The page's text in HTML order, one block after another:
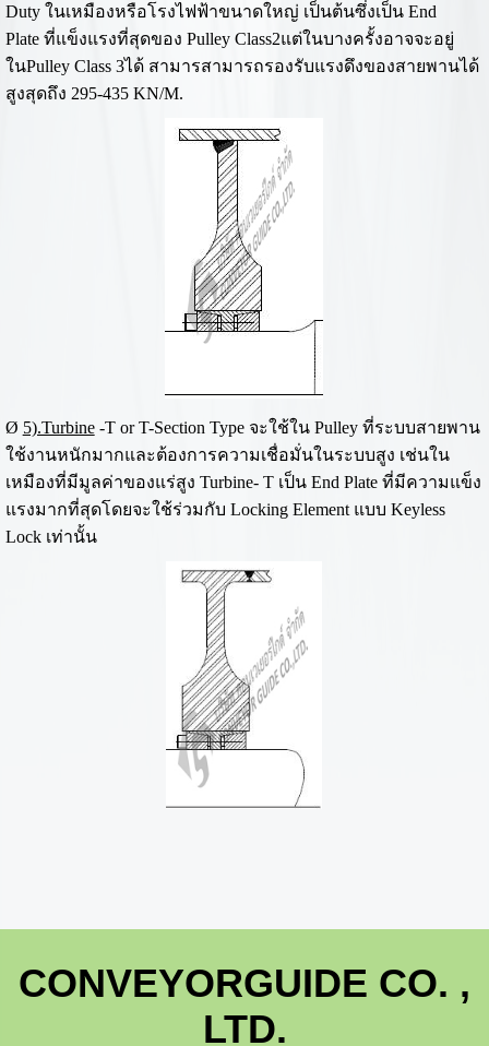
Duty ในเหมืองหรือโรงไฟฟ้าขนาดใหญ่ เป็นต้นซึ่งเป็น End
Plate ที่แข็งแรงที่สุดของ Pulley Class2แต่ในบางครั้งอาจจะอยู่
ในPulley Class 3ได้ สามารสามารถรองรับแรงดึงของสายพานได้
สูงสุดถึง 295-435 KN/M.
Ø 5).Turbine-T or T-Section Type จะใช้ใน Pulley ที่ระบบสายพาน
ใช้งานหนักมากและต้องการความเชื่อมั่นในระบบสูง เช่นใน
เหมืองที่มีมูลค่าของแร่สูง Turbine- T เป็น End Plate ที่มีความแข็ง
แรงมากที่สุดโดยจะใช้ร่วมกับ Locking Element แบบ Keyless
Lock เท่านั้น
CONVEYORGUIDE CO. ,
LTD.